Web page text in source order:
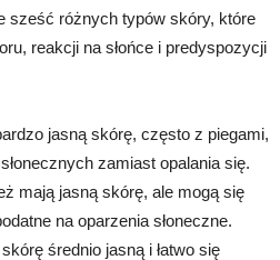
sześć różnych typów skóry, które
reakcji na słońce i predyspozycji
jasną skórę, często z piegami,
zamiast opalania się.
mają jasną skórę, ale mogą się
na oparzenia słoneczne.
średnio jasną i łatwo się